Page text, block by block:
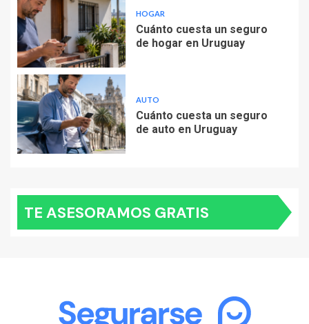
HOGAR
Cuánto cuesta un seguro
de hogar en Uruguay
AUTO
Cuánto cuesta un seguro
de auto en Uruguay
TE ASESORAMOS GRATIS